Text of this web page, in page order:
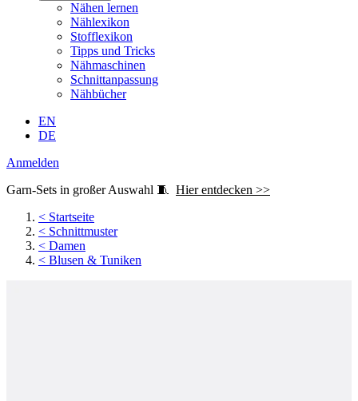
Nähen lernen
Nählexikon
Stofflexikon
Tipps und Tricks
Nähmaschinen
Schnittanpassung
Nähbücher
EN
DE
Anmelden
Garn-Sets in großer Auswahl 🧵 Hier entdecken >>
< Startseite
< Schnittmuster
< Damen
< Blusen & Tuniken